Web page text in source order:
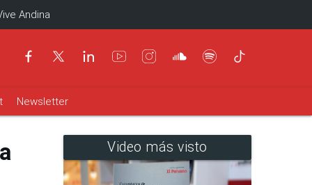
Andina
Newsletter
Video más visto